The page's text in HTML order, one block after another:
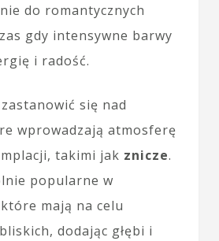
do romantycznych
gdy intensywne barwy
i radość.
się nad
wprowadzają atmosferę
takimi jak znicze.
popularne w
mają na celu
dodając głębi i